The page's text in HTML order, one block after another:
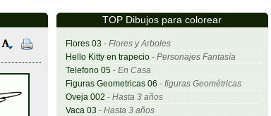
TOP Dibujos para colorear
Flores 03 - Flores y Arboles
Hello Kitty en trapecio- Personajes Fantasía
Telefono 05- En Casa
Figuras Geometricas 06 - figuras Geométricas
Oveja 002 - Hasta 3 años
Vaca 03 - Hasta 3 años